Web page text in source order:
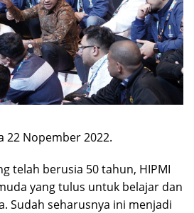
22 Nopember 2022.
telah berusia 50 tahun, HIPMI
yang tulus untuk belajar dan
Sudah seharusnya ini menjadi